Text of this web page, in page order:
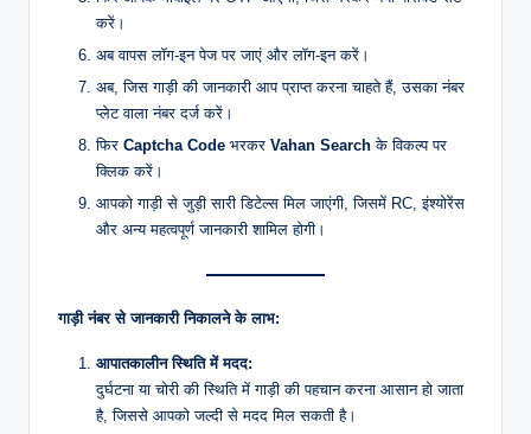
करें।
अब वापस लॉग-इन पेज पर जाएं और लॉग-इन करें।
अब, जिस गाड़ी की जानकारी आप प्राप्त करना चाहते हैं, उसका नंबर
प्लेट वाला नंबर दर्ज करें।
फिर Captcha Code भरकर Vahan Search के विकल्प पर
क्लिक करें।
आपको गाड़ी से जुड़ी सारी डिटेल्स मिल जाएंगी, जिसमें RC, इंश्योरेंस
और अन्य महत्वपूर्ण जानकारी शामिल होगी।
गाड़ी नंबर से जानकारी निकालने के लाभ:
आपातकालीन स्थिति में मदद:
दुर्घटना या चोरी की स्थिति में गाड़ी की पहचान करना आसान हो जाता
है, जिससे आपको जल्दी से मदद मिल सकती है।